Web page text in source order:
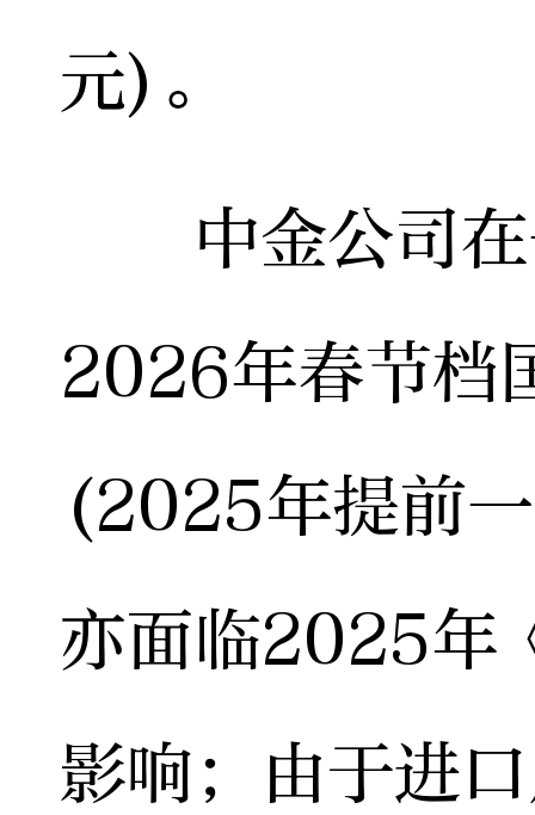
元)。
中金公司在
2026年春节档
(2025年提前
亦面临2025年
影响；由于进